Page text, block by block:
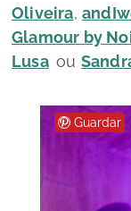
Oliveira,
Glamour by
Lusa ou
Guardar